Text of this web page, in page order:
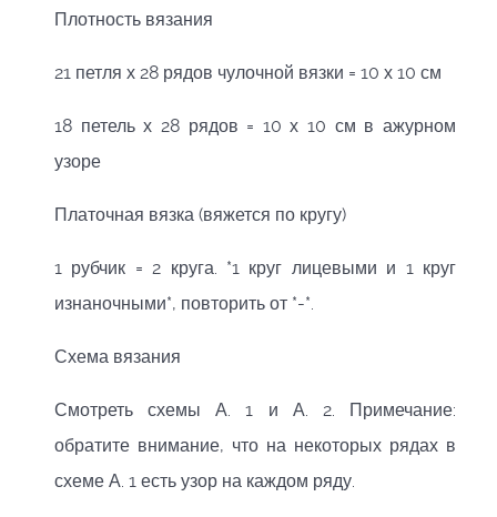
Плотность вязания
21 петля х 28 рядов чулочной вязки = 10 х 10 см
18 петель х 28 рядов = 10 х 10 см в ажурном
узоре
Платочная вязка (вяжется по кругу)
1 рубчик = 2 круга. *1 круг лицевыми и 1 круг
изнаночными*, повторить от *-*.
Схема вязания
Смотреть схемы А. 1 и А. 2. Примечание:
обратите внимание, что на некоторых рядах в
схеме А. 1 есть узор на каждом ряду.